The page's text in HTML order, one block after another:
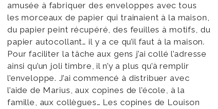
amusée à fabriquer des enveloppes avec tous
les morceaux de papier qui trainaient à la maison,
du papier peint récupéré, des feuilles à motifs, du
papier autocollant… il y a ce qu’il faut à la maison.
Pour faciliter la tâche aux gens j’ai collé l’adresse
ainsi qu’un joli timbre, il n’y a plus qu’à remplir
l’enveloppe. J’ai commencé à distribuer avec
l’aide de Marius, aux copines de l’école, à la
famille, aux collègues… Les copines de Louison